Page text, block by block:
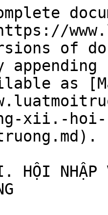
of
as
xii.-hoi-
NHẬP